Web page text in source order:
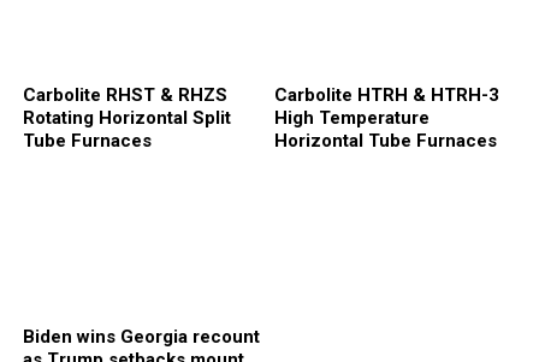
Carbolite RHST & RHZS
Rotating Horizontal Split
Tube Furnaces
Carbolite HTRH & HTRH-3
High Temperature
Horizontal Tube Furnaces
Biden wins Georgia recount